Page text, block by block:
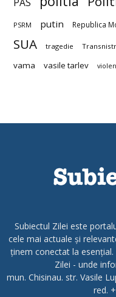
PSRM putin Republica
SUA tragedie
vama vasile tarlev
Subiectul Zilei este
cele mai actuale și
ținem conectat la
Zilei - unde
mun. Chisinau. str. Vasile
red.